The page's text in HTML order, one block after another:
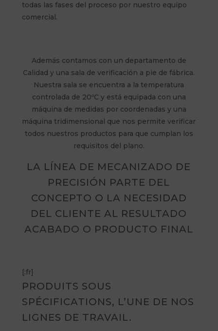
todas las fases del proceso por nuestro equipo
comercial.
Además contamos con un departamento de
Calidad y una sala de verificación a pie de fábrica.
Nuestra sala se encuentra a la temperatura
controlada de 20ºC y está equipada con una
máquina de medidas por coordenadas y una
máquina tridimensional que nos permite verificar
todos nuestros productos para que cumplan los
requisitos del plano.
LA LÍNEA DE MECANIZADO DE
PRECISIÓN PARTE DEL
CONCEPTO O LA NECESIDAD
DEL CLIENTE AL RESULTADO
ACABADO O PRODUCTO FINAL
[:fr]
PRODUITS SOUS
SPÉCIFICATIONS, L’UNE DE NOS
LIGNES DE TRAVAIL.